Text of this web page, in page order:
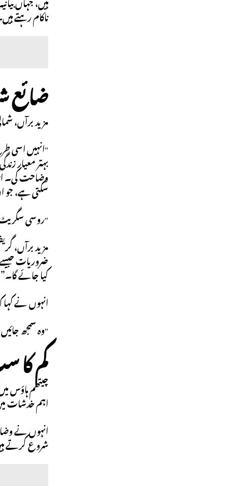
ناکام رہتے
ضائع
مزید برآں،
"انہیں اسی
بہتر معیار
وضاحت کی۔
سکتی ہے، جو
"روسی سگریٹ
مزید برآں،
ضروریات
کیا جائے گا۔”
انہوں نے
"وہ سمجھ
کم
چیتھم ہاؤس
اہم خدشات
انہوں نے
شروع کرتے